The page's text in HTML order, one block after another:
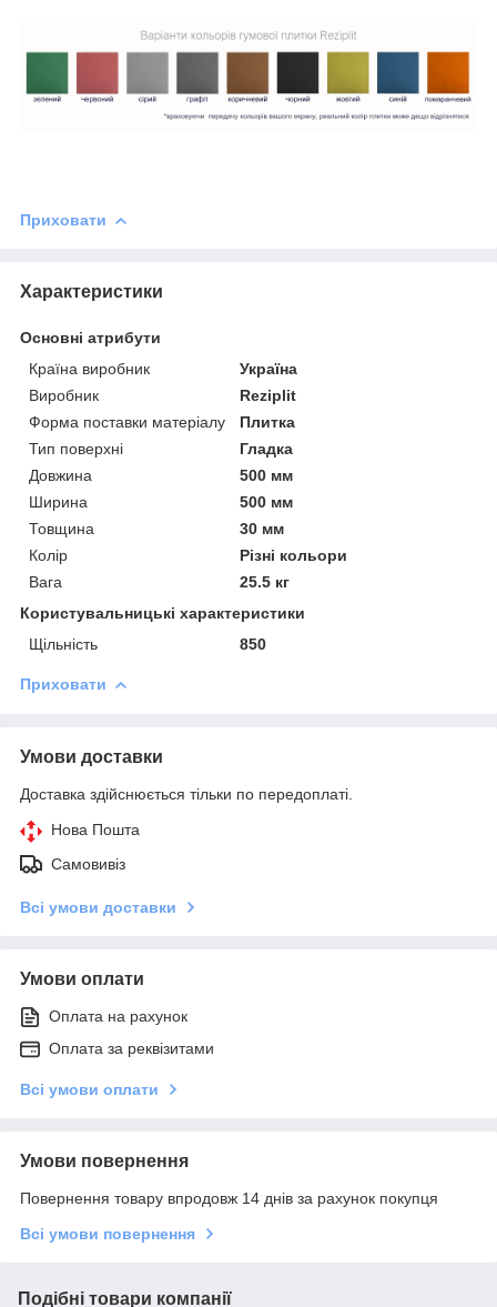
Приховати
Характеристики
Основні атрибути
Країна виробник
Україна
Виробник
Reziplit
Форма поставки матеріалу
Плитка
Тип поверхні
Гладка
Довжина
500 мм
Ширина
500 мм
Товщина
30 мм
Колір
Різні кольори
Вага
25.5 кг
Користувальницькі характеристики
Щільність
850
Приховати
Умови доставки
Доставка здійснюється тільки по передоплаті.
Нова Пошта
Самовивіз
Всі умови доставки
Умови оплати
Оплата на рахунок
Оплата за реквізитами
Всі умови оплати
Умови повернення
Повернення товару впродовж 14 днів за рахунок покупця
Всі умови повернення
Подібні товари компанії